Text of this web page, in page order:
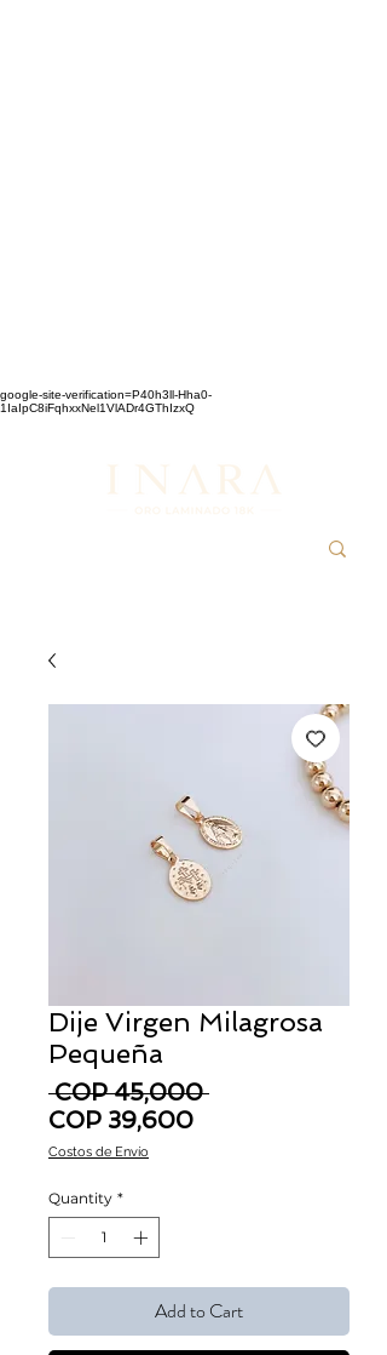
google-site-verification=P40h3ll-Hha0-
1IaIpC8iFqhxxNel1VlADr4GThIzxQ
Dije Virgen Milagrosa
Pequeña
COP 45,000 Regular Price
COP 39,600Sale Price
Costos de Envío
Quantity *
Add to Cart